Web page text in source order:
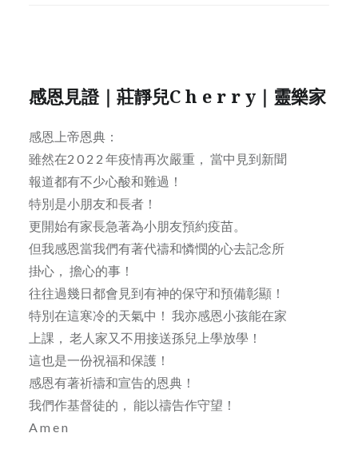
感恩見證｜莊靜兒C h e r r y｜靈樂家
感恩上帝恩典：
雖然在2 0 2 2 年疫情再次嚴重， 當中見到新聞
報道都有不少心酸和難過！
特別是小朋友和長者！
更開始有家長急著為小朋友預約疫苗。
但我感恩當我們有著代禱和憐憫的心去記念所
掛心， 擔心的事！
往往過幾日都會見到有神的保守和預備彰顯！
特別在這寒冷的天氣中！ 我亦感恩小孩能在家
上課， 老人家又不用接送孫兒上學放學！
這也是一份祝福和保護！
感恩有著祈禱和宣告的恩典！
我們作基督徒的， 能以禱告作守望！
A m e n